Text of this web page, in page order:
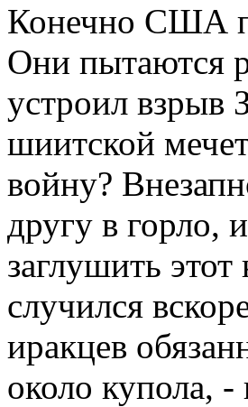
Конечно США
Они пытаются
устроил взрыв
шиитской
войну?
другу в горло,
заглушить
случился
иракцев
около купола, -